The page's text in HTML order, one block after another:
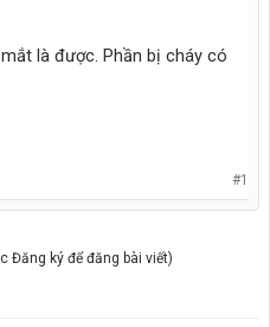
là được. Phần bị cháy có
#1
Đăng ký để đăng bài viết)